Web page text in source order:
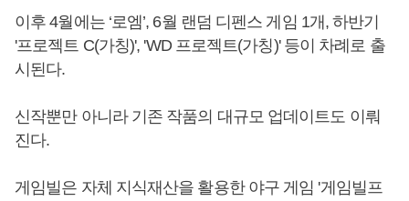
이후 4월에는 ‘로엠’, 6월 랜덤 디펜스 게임 1개, 하반기
'프로젝트 C(가칭)', 'WD 프로젝트(가칭)' 등이 차례로 출
시된다.
신작뿐만 아니라 기존 작품의 대규모 업데이트도 이뤄
진다.
게임빌은 자체 지식재산을 활용한 야구 게임 '게임빌프